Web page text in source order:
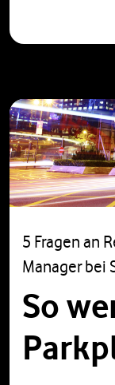
5 Fragen an
Manager bei
So